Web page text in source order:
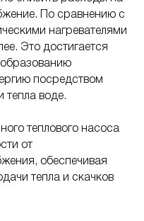
По сравнению с
нагревателями
Это достигается
посредством
тепла воде.
теплового насоса
от
обеспечивая
тепла и скачков